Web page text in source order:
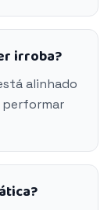
irroba?
alinhado
performar